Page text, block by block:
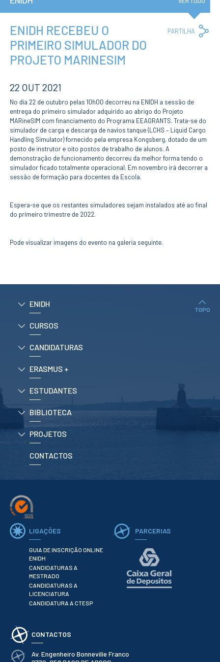
Privacidade e
RGPD
Política de
Avaliação e
Qualidade
Protocolos
Recrutamento
Contratação
Pública
Canal de Denúncia
Campus
Notícias
Agenda
Centenário ENIDH
Mestrados
CANDIDATURAS
Licenciaturas
Estudantes
Internacionais
Reingresso
Preparatórios
ERASMUS +
Erasmus
Ação Social
Informática
Desporto Escolar
Gabinete de
Apoio ao
Estudante
Guia do
Estudante
Concursos
Projetos
Testemunhos
BIBLIOTECA
Biblioteca
Insights
Utilizadores
ENIDH RECEBEU O
PRIMEIRO SIMULADOR DO
PROJETO MARINESIM
PARTILHA
22 OUT 2021
No dia 22 de outubro pelas 10h00 decorreu na ENIDH a sessão de
entrega do primeiro simulador adquirido ao abrigo do Projeto
MARineSIM com financiamento do Programa EEAGRANTS. Trata-se do
simulador de carga e descarga de navios tanque (LCHS – Liquid Cargo
Handling Simulator) fornecido pela empresa Kongsberg, dotado de um
posto de instrutor e oito postos de trabalho de alunos. A
demonstração de funcionamento decorreu da melhor forma tendo o
simulador ficado totalmente operacional. Em novembro irá decorrer a
sessão de formação para docentes da Escola.
Espera-se que os restantes simuladores sejam instalados até ao final
do primeiro trimestre de 2022.
Pode visualizar imagens do evento na galeria seguinte.
ENIDH
CURSOS
CANDIDATURAS
ERASMUS +
ESTUDANTES
BIBLIOTECA
PROJETOS
CONTACTOS
TOPO
LIGAÇÕES
GUIA DE INSCRIÇÃO ONLINE
ENIDH
CANDIDATURAS A
MESTRADO
CANDIDATURAS A
LICENCIATURA
CANDIDATURA A CTESP
PARCERIAS
CONTACTOS
Av. Engenheiro Bonneville Franco